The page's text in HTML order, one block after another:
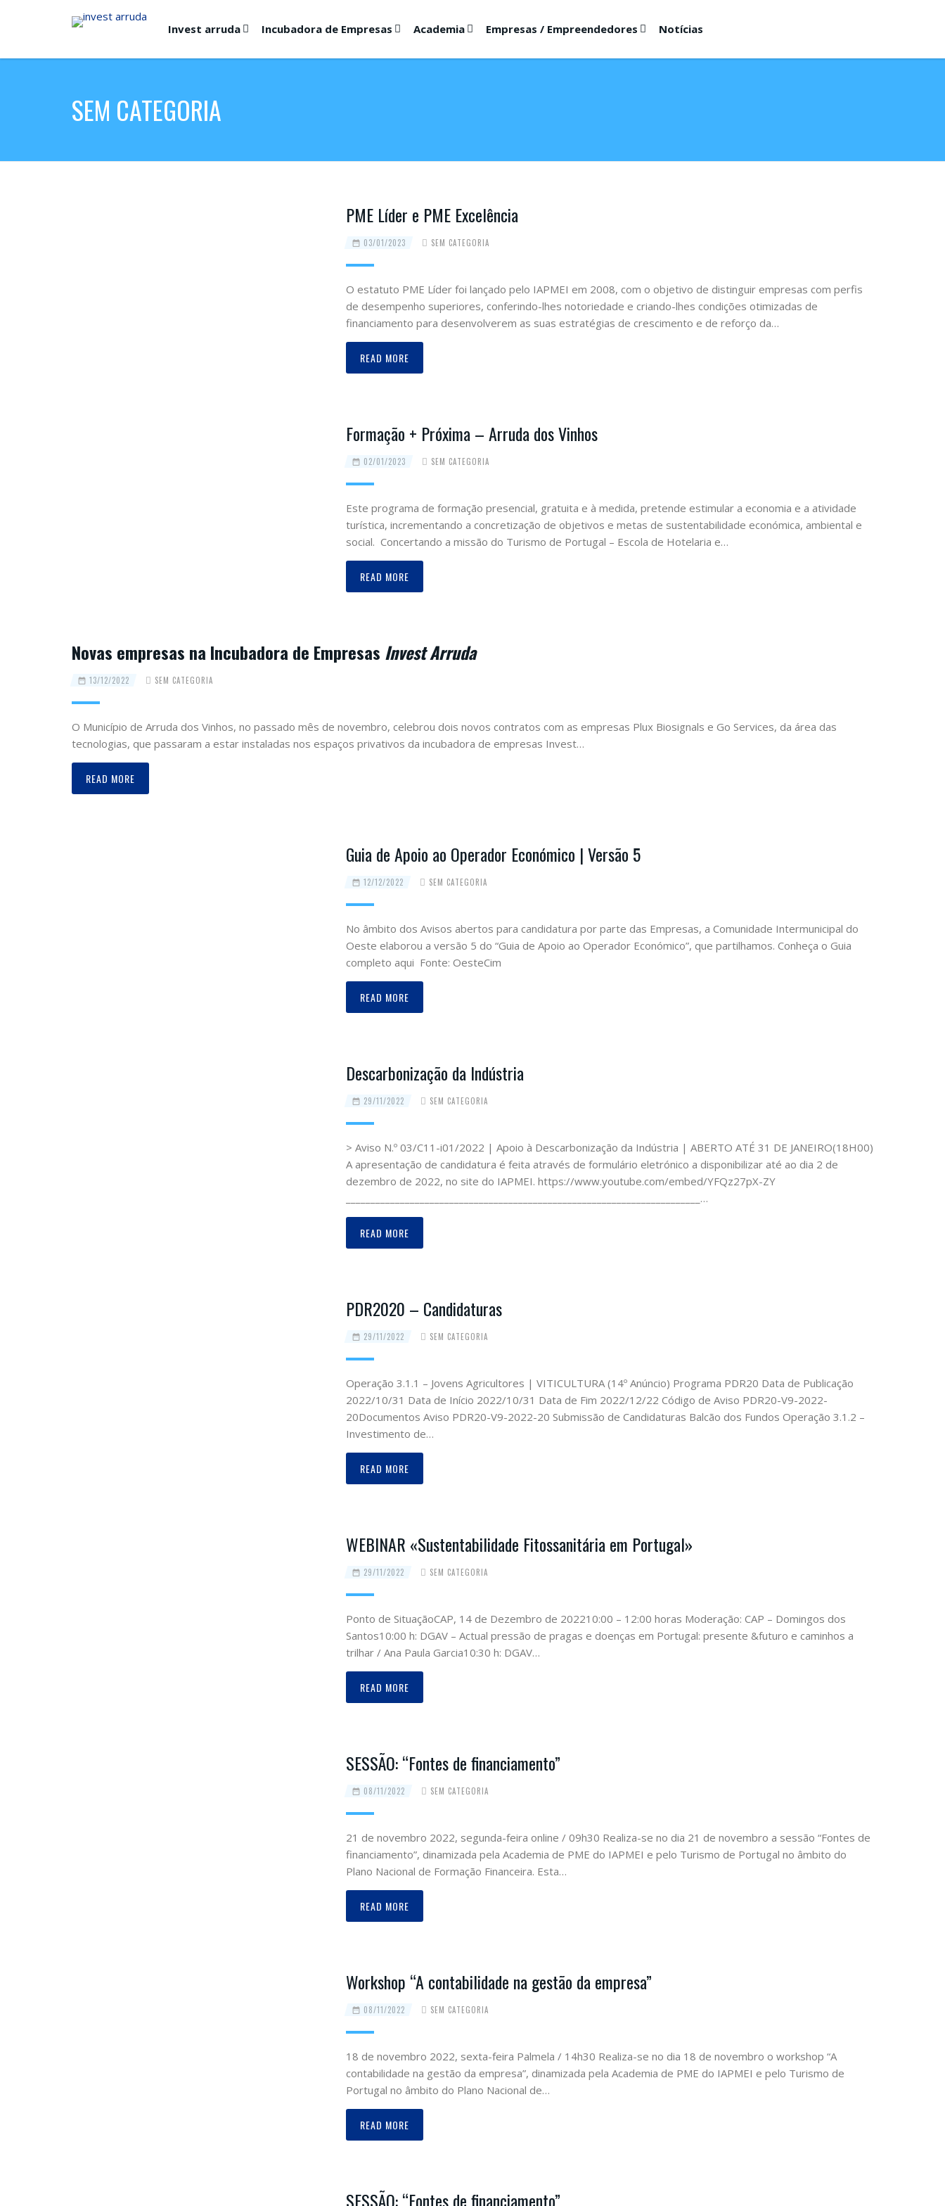
Invest arruda Incubadora de Empresas Academia Empresas / Empreendedores Notícias
SEM CATEGORIA
PME Líder e PME Excelência
03/01/2023 SEM CATEGORIA
O estatuto PME Líder foi lançado pelo IAPMEI em 2008, com o objetivo de distinguir empresas com perfis
de desempenho superiores, conferindo-lhes notoriedade e criando-lhes condições otimizadas de
financiamento para desenvolverem as suas estratégias de crescimento e de reforço da…
READ MORE
Formação + Próxima – Arruda dos Vinhos
02/01/2023 SEM CATEGORIA
Este programa de formação presencial, gratuita e à medida, pretende estimular a economia e a atividade
turística, incrementando a concretização de objetivos e metas de sustentabilidade económica, ambiental e
social. Concertando a missão do Turismo de Portugal – Escola de Hotelaria e…
READ MORE
Novas empresas na Incubadora de Empresas Invest Arruda
13/12/2022 SEM CATEGORIA
O Município de Arruda dos Vinhos, no passado mês de novembro, celebrou dois novos contratos com as empresas Plux Biosignals e Go Services, da área das
tecnologias, que passaram a estar instaladas nos espaços privativos da incubadora de empresas Invest…
READ MORE
Guia de Apoio ao Operador Económico | Versão 5
12/12/2022 SEM CATEGORIA
No âmbito dos Avisos abertos para candidatura por parte das Empresas, a Comunidade Intermunicipal do
Oeste elaborou a versão 5 do “Guia de Apoio ao Operador Económico”, que partilhamos. Conheça o Guia
completo aqui Fonte: OesteCim
READ MORE
Descarbonização da Indústria
29/11/2022 SEM CATEGORIA
> Aviso N.º 03/C11-i01/2022 | Apoio à Descarbonização da Indústria | ABERTO ATÉ 31 DE JANEIRO(18H00)
A apresentação de candidatura é feita através de formulário eletrónico a disponibilizar até ao dia 2 de
dezembro de 2022, no site do IAPMEI. https://www.youtube.com/embed/YFQz27pX-ZY
________________________________________________________________________…
READ MORE
PDR2020 – Candidaturas
29/11/2022 SEM CATEGORIA
Operação 3.1.1 – Jovens Agricultores | VITICULTURA (14º Anúncio) Programa PDR20 Data de Publicação
2022/10/31 Data de Início 2022/10/31 Data de Fim 2022/12/22 Código de Aviso PDR20-V9-2022-
20Documentos Aviso PDR20-V9-2022-20 Submissão de Candidaturas Balcão dos Fundos Operação 3.1.2 –
Investimento de…
READ MORE
WEBINAR «Sustentabilidade Fitossanitária em Portugal»
29/11/2022 SEM CATEGORIA
Ponto de SituaçãoCAP, 14 de Dezembro de 202210:00 – 12:00 horas Moderação: CAP – Domingos dos
Santos10:00 h: DGAV – Actual pressão de pragas e doenças em Portugal: presente &futuro e caminhos a
trilhar / Ana Paula Garcia10:30 h: DGAV…
READ MORE
SESSÃO: “Fontes de financiamento”
08/11/2022 SEM CATEGORIA
21 de novembro 2022, segunda-feira online / 09h30 Realiza-se no dia 21 de novembro a sessão “Fontes de
financiamento”, dinamizada pela Academia de PME do IAPMEI e pelo Turismo de Portugal no âmbito do
Plano Nacional de Formação Financeira. Esta…
READ MORE
Workshop “A contabilidade na gestão da empresa”
08/11/2022 SEM CATEGORIA
18 de novembro 2022, sexta-feira Palmela / 14h30 Realiza-se no dia 18 de novembro o workshop “A
contabilidade na gestão da empresa”, dinamizada pela Academia de PME do IAPMEI e pelo Turismo de
Portugal no âmbito do Plano Nacional de…
READ MORE
SESSÃO: “Fontes de financiamento”